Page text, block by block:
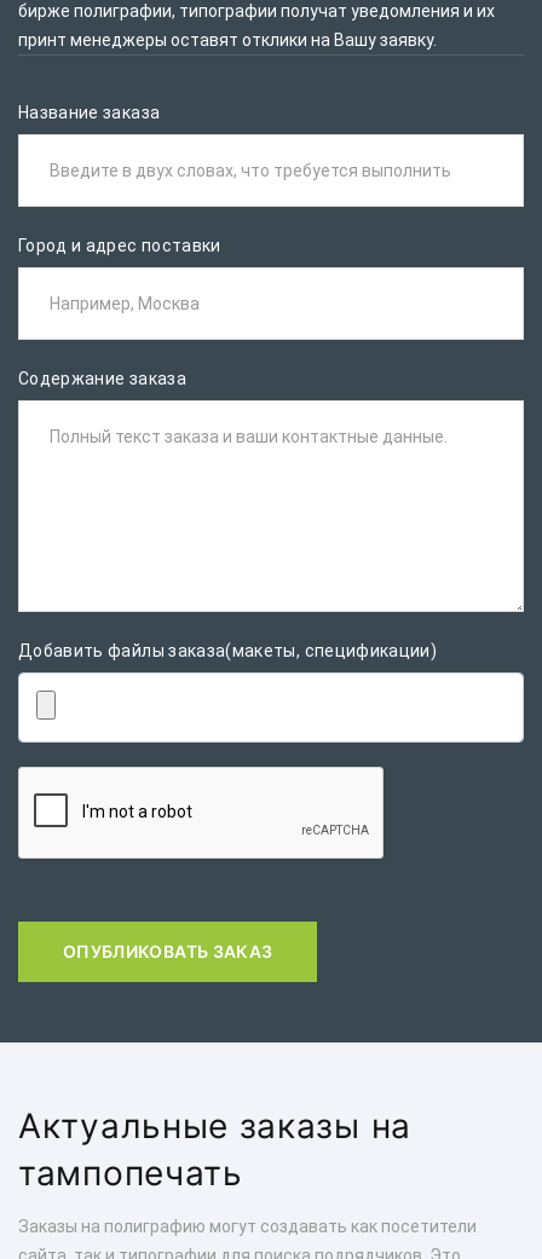
бирже полиграфии, типографии получат уведомления и их
принт менеджеры оставят отклики на Вашу заявку.
Название заказа
Введите в двух словах, что требуется выполнить
Город и адрес поставки
Например, Москва
Содержание заказа
Полный текст заказа и ваши контактные данные.
Добавить файлы заказа(макеты, спецификации)
ОПУБЛИКОВАТЬ ЗАКАЗ
Актуальные заказы на
тампопечать
Заказы на полиграфию могут создавать как посетители